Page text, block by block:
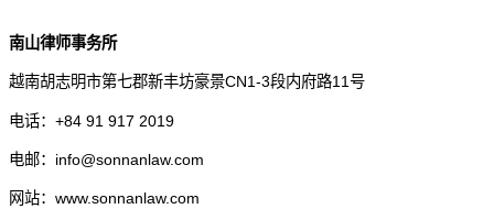
南山律师事务所
越南胡志明市第七郡新丰坊豪景CN1-3段内府路11号
电话：+84 91 917 2019
电邮：info@sonnanlaw.com
网站：www.sonnanlaw.com